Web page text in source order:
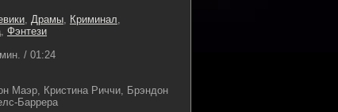
, Драмы, Криминал,
, Фэнтези
/ 01:24
Маэр, Кристина Риччи, Брэндон
Баррера